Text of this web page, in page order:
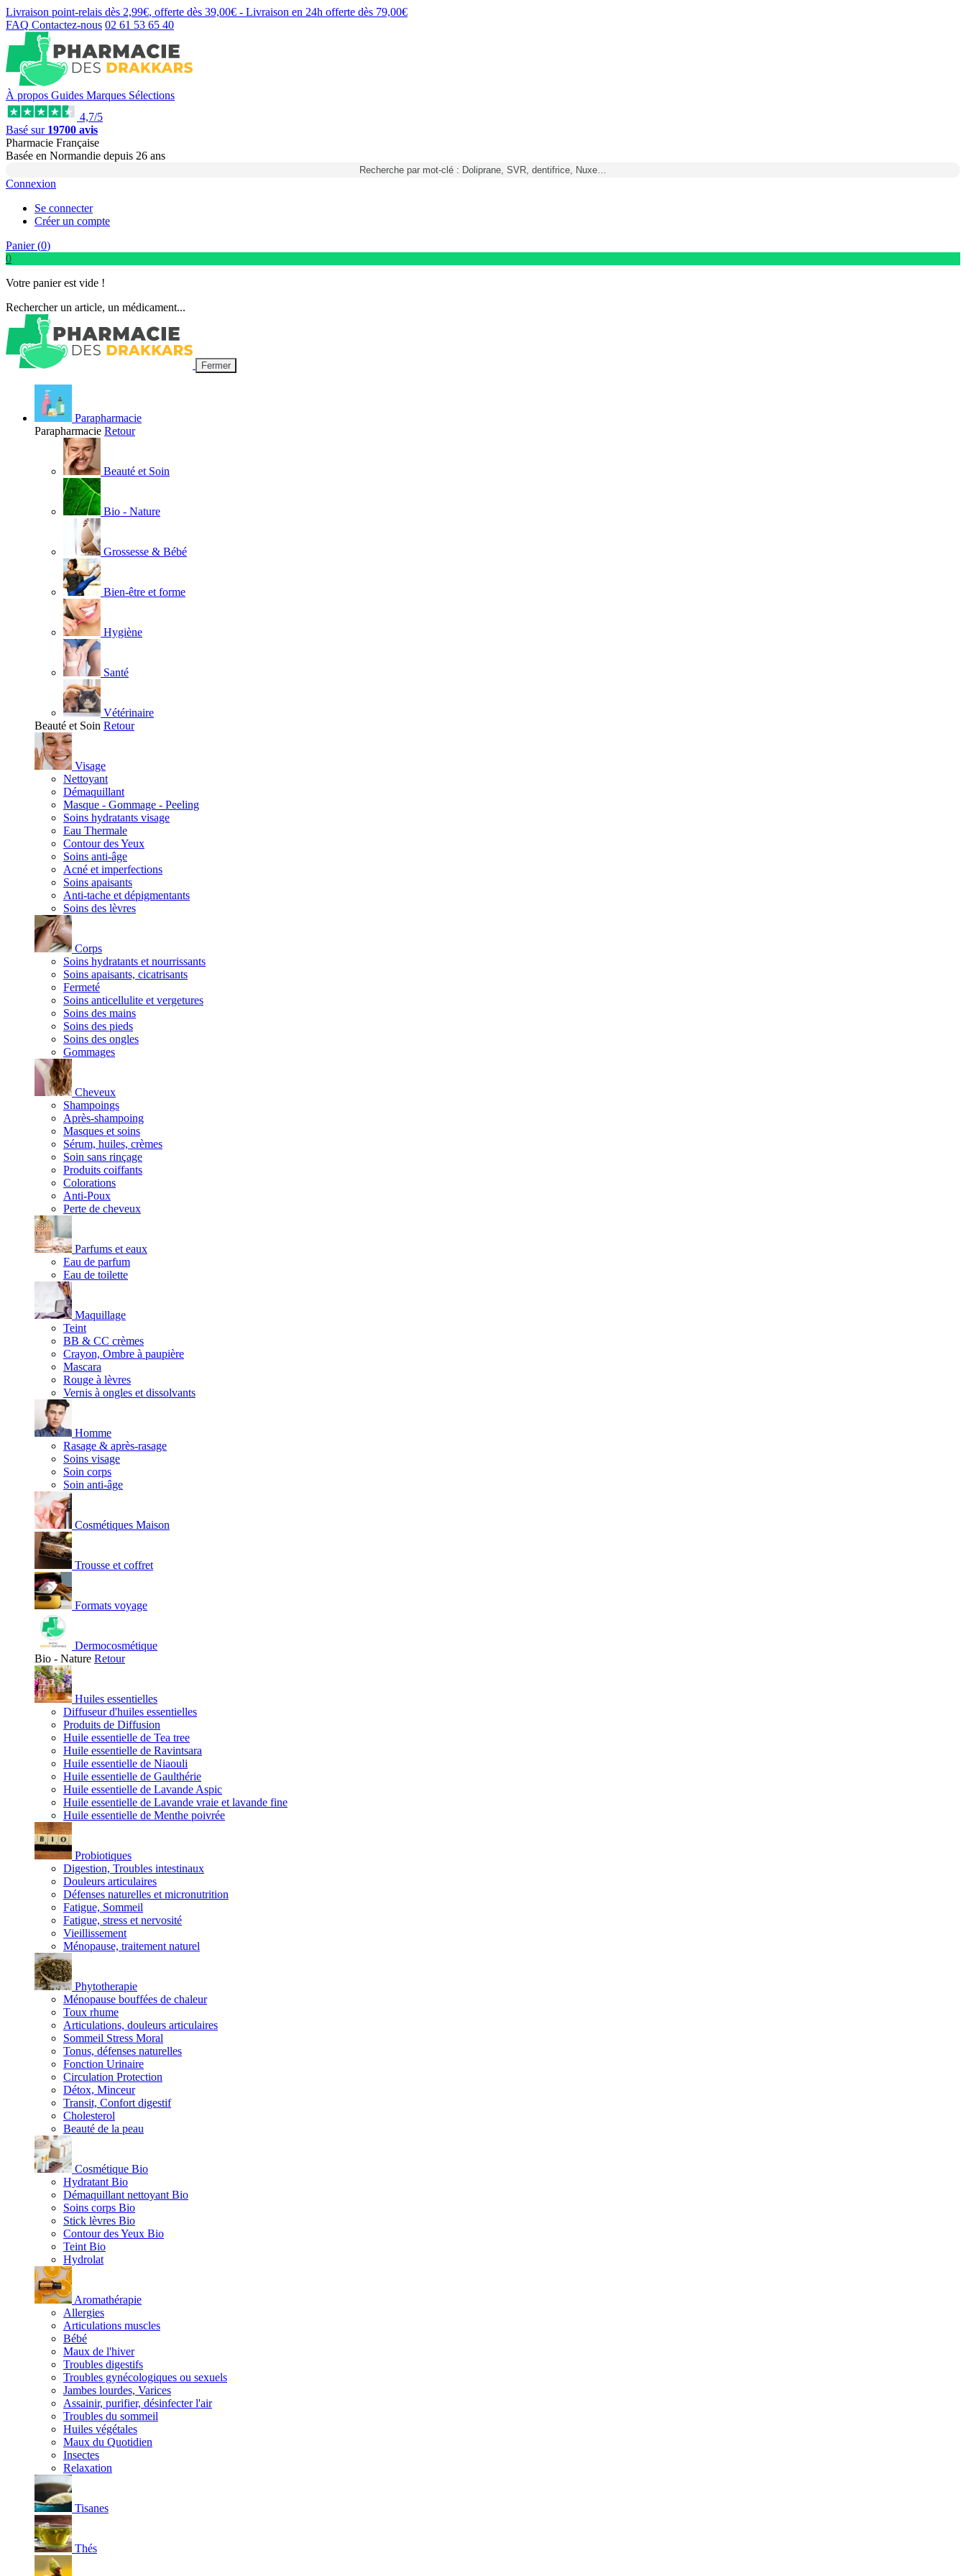
Livraison point-relais dès 2,99€, offerte dès 39,00€ - Livraison en 24h offerte dès 79,00€
FAQ Contactez-nous 02 61 53 65 40
À propos Guides Marques Sélections
4,7/5
Basé sur 19700 avis
Pharmacie Française
Basée en Normandie depuis 26 ans
Recherche par mot-clé : Doliprane, SVR, dentifrice, Nuxe…
Connexion
Se connecter
Créer un compte
Panier (0)
0
Votre panier est vide !
Rechercher un article, un médicament...
Fermer
Parapharmacie
Parapharmacie Retour
Beauté et Soin
Bio - Nature
Grossesse & Bébé
Bien-être et forme
Hygiène
Santé
Vétérinaire
Beauté et Soin Retour
Visage
Nettoyant
Démaquillant
Masque - Gommage - Peeling
Soins hydratants visage
Eau Thermale
Contour des Yeux
Soins anti-âge
Acné et imperfections
Soins apaisants
Anti-tache et dépigmentants
Soins des lèvres
Corps
Soins hydratants et nourrissants
Soins apaisants, cicatrisants
Fermeté
Soins anticellulite et vergetures
Soins des mains
Soins des pieds
Soins des ongles
Gommages
Cheveux
Shampoings
Après-shampoing
Masques et soins
Sérum, huiles, crèmes
Soin sans rinçage
Produits coiffants
Colorations
Anti-Poux
Perte de cheveux
Parfums et eaux
Eau de parfum
Eau de toilette
Maquillage
Teint
BB & CC crèmes
Crayon, Ombre à paupière
Mascara
Rouge à lèvres
Vernis à ongles et dissolvants
Homme
Rasage & après-rasage
Soins visage
Soin corps
Soin anti-âge
Cosmétiques Maison
Trousse et coffret
Formats voyage
Dermocosmétique
Bio - Nature Retour
Huiles essentielles
Diffuseur d'huiles essentielles
Produits de Diffusion
Huile essentielle de Tea tree
Huile essentielle de Ravintsara
Huile essentielle de Niaouli
Huile essentielle de Gaulthérie
Huile essentielle de Lavande Aspic
Huile essentielle de Lavande vraie et lavande fine
Huile essentielle de Menthe poivrée
Probiotiques
Digestion, Troubles intestinaux
Douleurs articulaires
Défenses naturelles et micronutrition
Fatigue, Sommeil
Fatigue, stress et nervosité
Vieillissement
Ménopause, traitement naturel
Phytotherapie
Ménopause bouffées de chaleur
Toux rhume
Articulations, douleurs articulaires
Sommeil Stress Moral
Tonus, défenses naturelles
Fonction Urinaire
Circulation Protection
Détox, Minceur
Transit, Confort digestif
Cholesterol
Beauté de la peau
Cosmétique Bio
Hydratant Bio
Démaquillant nettoyant Bio
Soins corps Bio
Stick lèvres Bio
Contour des Yeux Bio
Teint Bio
Hydrolat
Aromathérapie
Allergies
Articulations muscles
Bébé
Maux de l'hiver
Troubles digestifs
Troubles gynécologiques ou sexuels
Jambes lourdes, Varices
Assainir, purifier, désinfecter l'air
Troubles du sommeil
Huiles végétales
Maux du Quotidien
Insectes
Relaxation
Tisanes
Thés